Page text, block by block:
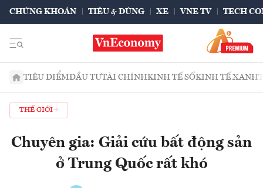
CHỨNG KHOÁN TIÊU & DÙNG XE VNE TV TECH
TIÊU ĐIỂMĐẦU TƯTÀI CHÍNHKINH TẾ SỐKINH TẾ XANH
THẾ GIỚI
Chuyên gia: Giải cứu bất động sản
ở Trung Quốc rất khó